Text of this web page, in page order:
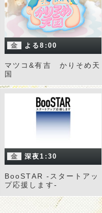
金 よる8:00
マツコ&有吉 かりそめ天
国
金 深夜1:30
BooSTAR -スタートアッ
プ応援します-